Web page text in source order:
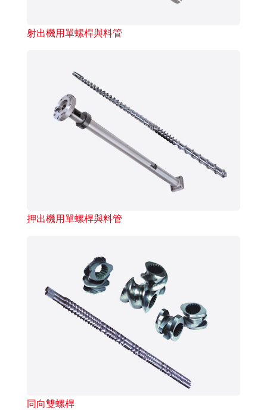
射出機用單螺桿與料管
押出機用單螺桿與料管
同向雙螺桿